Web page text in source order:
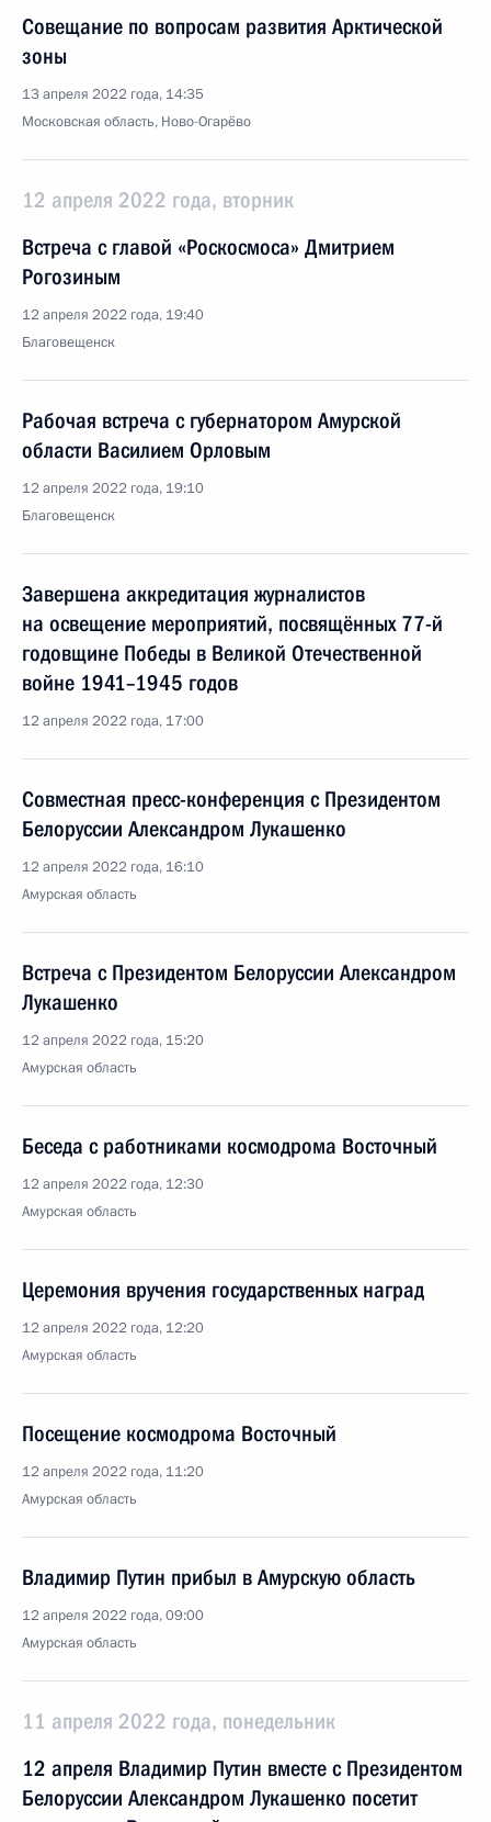
Совещание по вопросам развития Арктической
зоны
13 апреля 2022 года, 14:35
Московская область, Ново-Огарёво
12 апреля 2022 года, вторник
Встреча с главой «Роскосмоса» Дмитрием
Рогозиным
12 апреля 2022 года, 19:40
Благовещенск
Рабочая встреча с губернатором Амурской
области Василием Орловым
12 апреля 2022 года, 19:10
Благовещенск
Завершена аккредитация журналистов
на освещение мероприятий, посвящённых 77-й
годовщине Победы в Великой Отечественной
войне 1941–1945 годов
12 апреля 2022 года, 17:00
Совместная пресс-конференция с Президентом
Белоруссии Александром Лукашенко
12 апреля 2022 года, 16:10
Амурская область
Встреча с Президентом Белоруссии Александром
Лукашенко
12 апреля 2022 года, 15:20
Амурская область
Беседа с работниками космодрома Восточный
12 апреля 2022 года, 12:30
Амурская область
Церемония вручения государственных наград
12 апреля 2022 года, 12:20
Амурская область
Посещение космодрома Восточный
12 апреля 2022 года, 11:20
Амурская область
Владимир Путин прибыл в Амурскую область
12 апреля 2022 года, 09:00
Амурская область
11 апреля 2022 года, понедельник
12 апреля Владимир Путин вместе с Президентом
Белоруссии Александром Лукашенко посетит